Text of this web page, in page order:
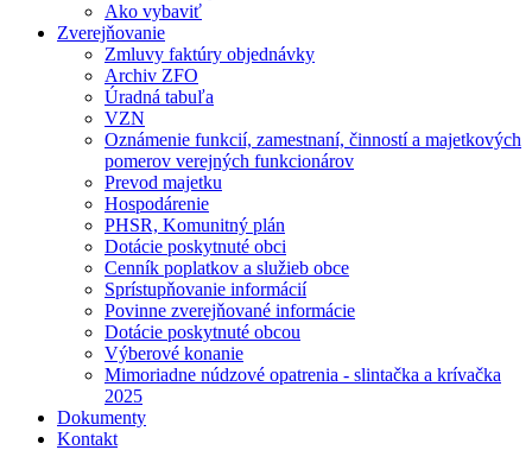
Ako vybaviť
Zverejňovanie
Zmluvy faktúry objednávky
Archiv ZFO
Úradná tabuľa
VZN
Oznámenie funkcií, zamestnaní, činností a majetkových
pomerov verejných funkcionárov
Prevod majetku
Hospodárenie
PHSR, Komunitný plán
Dotácie poskytnuté obci
Cenník poplatkov a služieb obce
Sprístupňovanie informácií
Povinne zverejňované informácie
Dotácie poskytnuté obcou
Výberové konanie
Mimoriadne núdzové opatrenia - slintačka a krívačka
2025
Dokumenty
Kontakt